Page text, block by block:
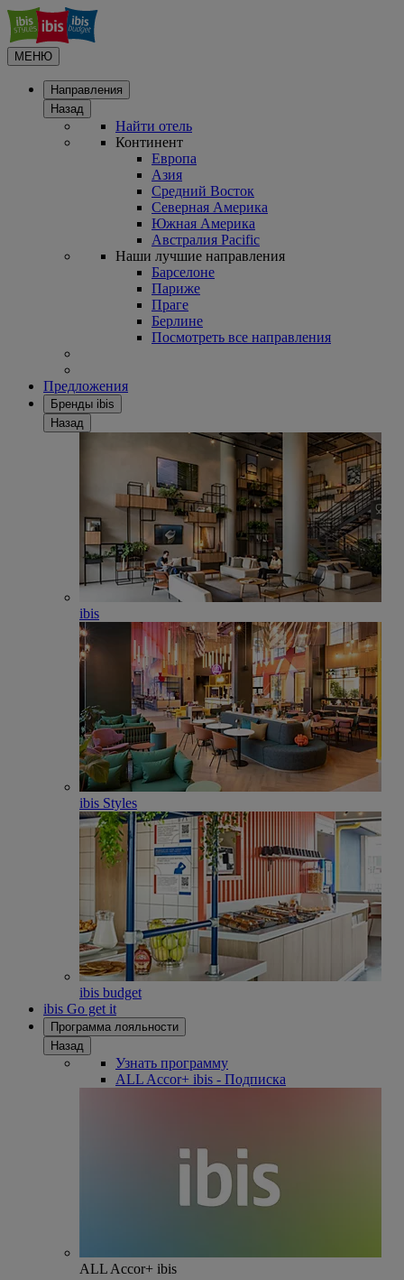
МЕНЮ
Направления
Назад
Найти отель
Континент
Европа
Азия
Средний Восток
Северная Америка
Южная Америка
Австралия Pacific
Наши лучшие направления
Барселоне
Париже
Праге
Берлине
Посмотреть все направления
Предложения
Бренды ibis
Назад
ibis
ibis Styles
ibis budget
ibis Go get it
Программа лояльности
Назад
Узнать программу
ALL Accor+ ibis - Подписка
ALL Accor+ ibis